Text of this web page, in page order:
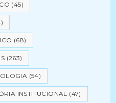
(45)
(68)
(263)
(54)
INSTITUCIONAL (47)